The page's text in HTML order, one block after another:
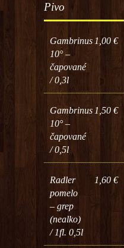
Pivo
Gambrinus
10° –
čapované
/ 0,3l
1,00 €
Gambrinus
10° –
čapované
/ 0,5l
1,50 €
Radler
pomelo
– grep
(nealko)
/ 1fl. 0,5l
1,60 €